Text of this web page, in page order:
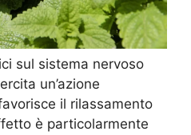
sul sistema nervoso
un’azione
il rilassamento
è particolarmente